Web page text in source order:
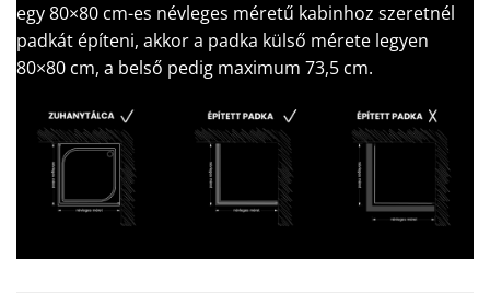
egy 80×80 cm-es névleges méretű kabinhoz szeretnél
padkát építeni, akkor a padka külső mérete legyen
80×80 cm, a belső pedig maximum 73,5 cm.